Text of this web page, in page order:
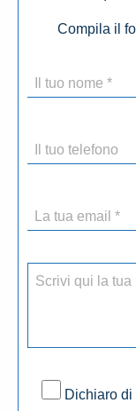
Compila il
Dichiaro